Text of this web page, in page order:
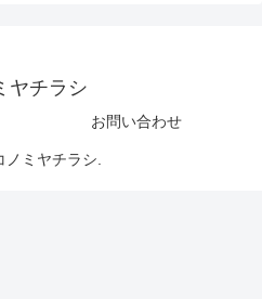
ヤチラシ
お問い合わせ
ミヤチラシ.